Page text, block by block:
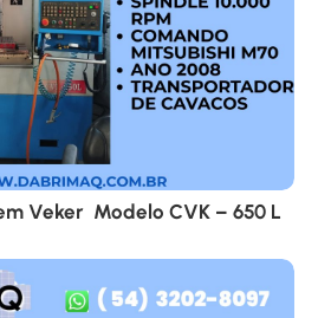
Veker Modelo CVK – 650 L